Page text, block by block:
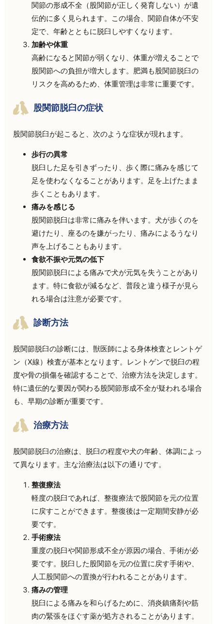
関節の形成不全（股関節が正しく発育しない）が遺
伝的に多く見られます。この場合、関節自体が不安
定で、年齢とともに脱臼しやすくなります。
加齢や体重
高齢になると関節が弱くなり、体重が増えることで
股関節への負担が増大します。肥満も股関節脱臼の
リスクを高めるため、体重管理は非常に重要です。
股関節脱臼の症状
股関節脱臼が起こると、次のような症状が現れます。
歩行の異常
脱臼した足を引きずったり、歩く際に痛みを感じて
足を使わなくなることがあります。足を上げたまま
歩くこともあります。
痛みを感じる
股関節脱臼は非常に痛みを伴います。犬が歩くのを
避けたり、座るのを嫌がったり、痛みによるうなり
声を上げることもあります。
食欲不振や元気の低下
股関節脱臼による痛みで犬が元気を失うことがあり
ます。特に食欲が減るなど、普段と違う様子が見ら
れる場合は注意が必要です。
診断方法
股関節脱臼の診断には、獣医師による身体検査とレントゲ
ン（X線）検査が基本となります。レントゲンで脱臼の程
度や骨の損傷を確認することで、治療方法を決定します。
特に遺伝的な要因が関わる股関節形成不全が疑われる場合
も、早期の診断が重要です。
治療方法
股関節脱臼の治療は、脱臼の程度や犬の年齢、体調によっ
て異なります。主な治療法は以下の通りです。
整復療法
軽度の脱臼であれば、整復療法で股関節を元の位置
に戻すことができます。整復後は一定期間安静が必
要です。
手術療法
重度の脱臼や関節形成不全が原因の場合、手術が必
要です。脱臼した股関節を元の位置に戻す手術や、
人工股関節への置換が行われることがあります。
痛みの管理
脱臼による痛みを和らげるために、消炎鎮痛剤や筋
肉の緊張をほぐす薬が処方されることがあります。